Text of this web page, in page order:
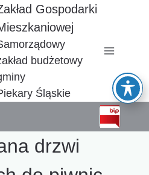
Gospodarki
budżetowy
Śląskie
drzwi